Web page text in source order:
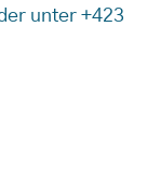
unter +423